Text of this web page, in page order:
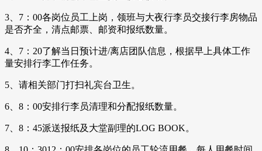
3、7：00各岗位员工上岗，领班与大夜行李员交接行李房物品
是否齐全，清点邮票、邮资和报纸数量。
4、7：20了解当日预计进/离店团队信息，根据早上具体工作
量安排行李工作任务。
5、请相关部门打扫礼宾台卫生。
6、8：00安排行李员清理和分配报纸数量。
7、8：45派送报纸及大堂副理的LOG BOOK。